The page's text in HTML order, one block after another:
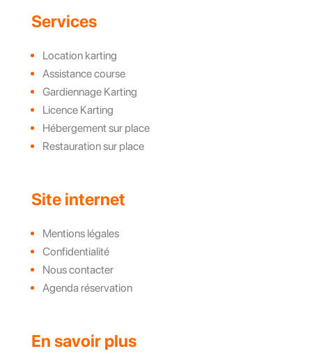
Services
Location karting
Assistance course
Gardiennage Karting
Licence Karting
Hébergement sur place
Restauration sur place
Site internet
Mentions légales
Confidentialité
Nous contacter
Agenda réservation
En savoir plus